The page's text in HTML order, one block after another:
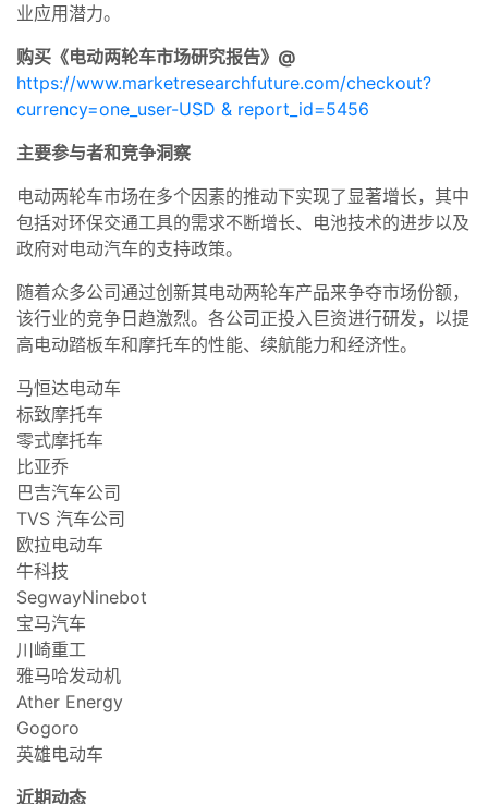
业应用潜力。
购买《电动两轮车市场研究报告》@
https://www.marketresearchfuture.com/checkout?
currency=one_user-USD & report_id=5456
主要参与者和竞争洞察
电动两轮车市场在多个因素的推动下实现了显著增长，其中
包括对环保交通工具的需求不断增长、电池技术的进步以及
政府对电动汽车的支持政策。
随着众多公司通过创新其电动两轮车产品来争夺市场份额，
该行业的竞争日趋激烈。各公司正投入巨资进行研发，以提
高电动踏板车和摩托车的性能、续航能力和经济性。
马恒达电动车
标致摩托车
零式摩托车
比亚乔
巴吉汽车公司
TVS 汽车公司
欧拉电动车
牛科技
SegwayNinebot
宝马汽车
川崎重工
雅马哈发动机
Ather Energy
Gogoro
英雄电动车
近期动态